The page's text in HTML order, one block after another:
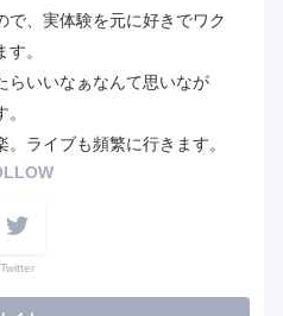
で、実体験を元に好きでワク
。
らいいなぁなんて思いなが
ライブも頻繁に行きます。
Twitter